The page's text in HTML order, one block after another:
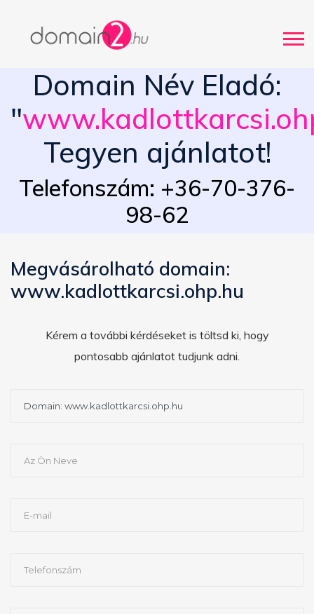
Domain Név Eladó:
"
Tegyen ajánlatot!
Telefonszám: +36-70-376-
98-62
Megvásárolható domain:
www.kadlottkarcsi.ohp.hu
Kérem a további kérdéseket is töltsd ki, hogy
pontosabb ajánlatot tudjunk adni.